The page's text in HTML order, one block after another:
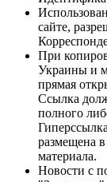
сайте,
При
Украины и
прямая
Ссылка
полного
размещена
материала.
Новости с